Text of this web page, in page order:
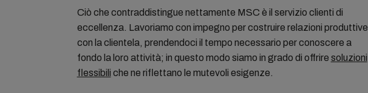
Ciò che contraddistingue nettamente MSC è il servizio clienti di
eccellenza. Lavoriamo con impegno per costruire relazioni produttive
con la clientela, prendendoci il tempo necessario per conoscere a
fondo la loro attività; in questo modo siamo in grado di offrire soluzioni
flessibili che ne riflettano le mutevoli esigenze.